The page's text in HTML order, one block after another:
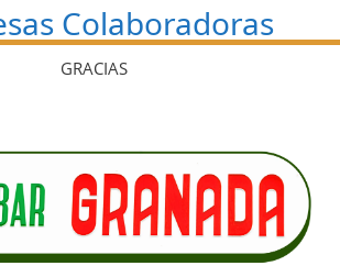
Colaboradoras
GRACIAS